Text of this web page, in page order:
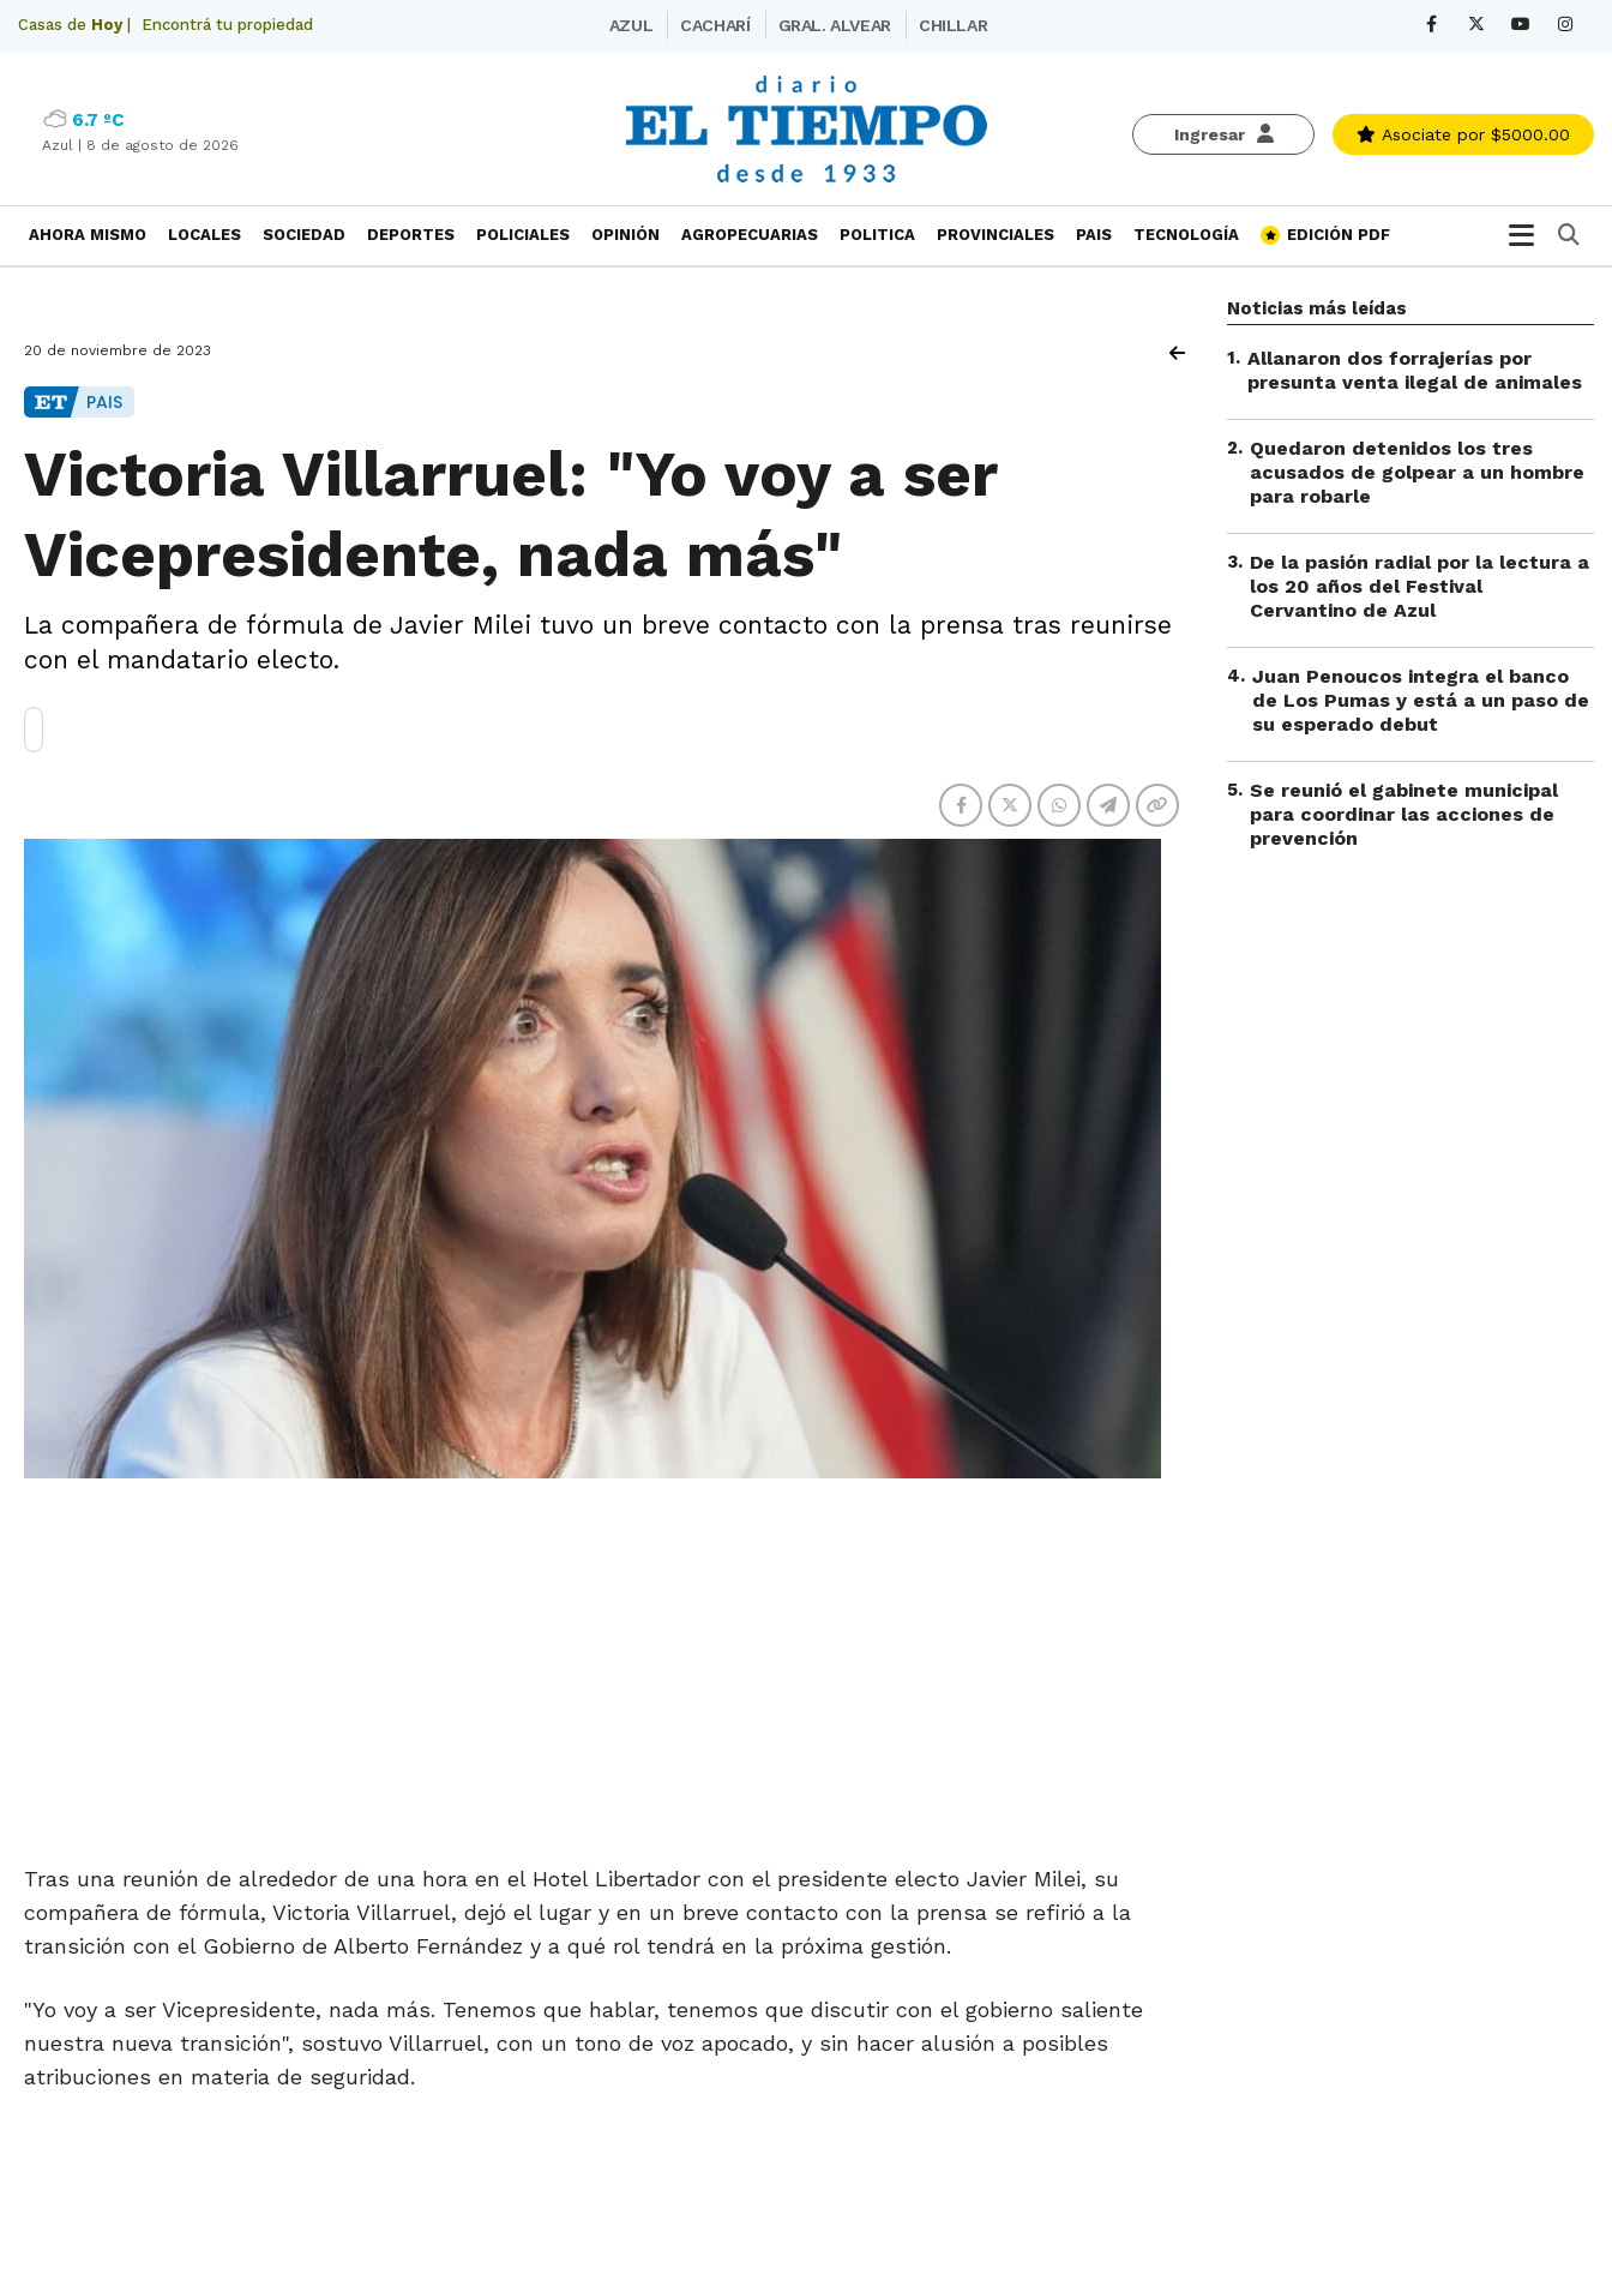
Casas de Hoy| Encontrá tu propiedad AZUL CACHARÍ GRAL. ALVEAR CHILLAR
Ingresar Asociate por $5000.00
6.7 ºC
Azul | 8 de agosto de 2026
AHORA MISMO LOCALES SOCIEDAD DEPORTES POLICIALES OPINIÓN AGROPECUARIAS POLITICA PROVINCIALES PAIS TECNOLOGÍA EDICIÓN PDF
20 de noviembre de 2023
PAIS
Victoria Villarruel: "Yo voy a ser
Vicepresidente, nada más"
La compañera de fórmula de Javier Milei tuvo un breve contacto con la prensa tras reunirse
con el mandatario electo.
Tras una reunión de alrededor de una hora en el Hotel Libertador con el presidente electo Javier Milei, su
compañera de fórmula, Victoria Villarruel, dejó el lugar y en un breve contacto con la prensa se refirió a la
transición con el Gobierno de Alberto Fernández y a qué rol tendrá en la próxima gestión.
"Yo voy a ser Vicepresidente, nada más. Tenemos que hablar, tenemos que discutir con el gobierno saliente
nuestra nueva transición", sostuvo Villarruel, con un tono de voz apocado, y sin hacer alusión a posibles
atribuciones en materia de seguridad.
Noticias más leídas
1. Allanaron dos forrajerías por
presunta venta ilegal de animales
2. Quedaron detenidos los tres
acusados de golpear a un hombre
para robarle
3. De la pasión radial por la lectura a
los 20 años del Festival
Cervantino de Azul
4. Juan Penoucos integra el banco
de Los Pumas y está a un paso de
su esperado debut
5. Se reunió el gabinete municipal
para coordinar las acciones de
prevención